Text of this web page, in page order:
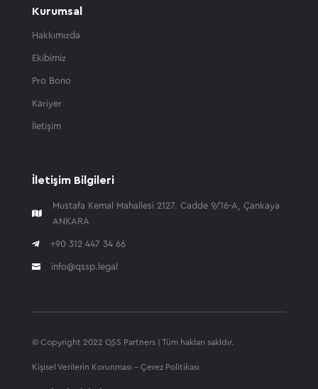
Kurumsal
Hakkımızda
Ekibimiz
Pro Bono
Kariyer
İletişim
İletişim Bilgileri

Mustafa Kemal Mahallesi 2127. Cadde 9/16-A, Çankaya
ANKARA
 +90 312 447 34 66
 info@qssp.legal
© Copyright 2022 QSS Partners | Tüm hakları sakldır.
Kişisel Verilerin Korunması - Çerez Politikası